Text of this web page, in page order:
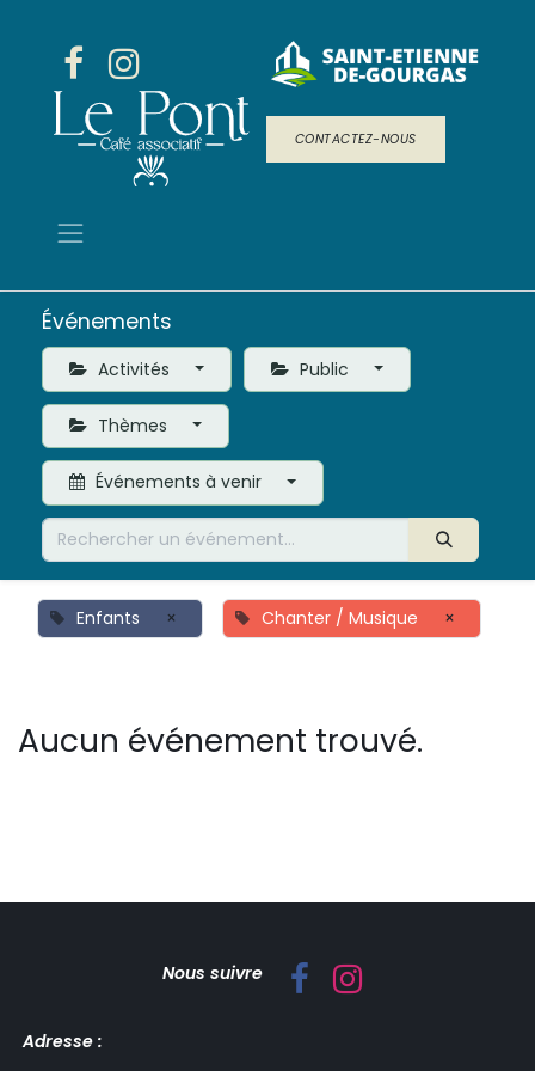
CONTACTEZ-NOUS
Événements
Activités Public
Thèmes
Événements à venir
Enfants × Chanter / Musique ×
Aucun événement trouvé.
Nous suivre
Adresse :